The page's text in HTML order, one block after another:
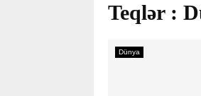
Teqlər :
Dünya